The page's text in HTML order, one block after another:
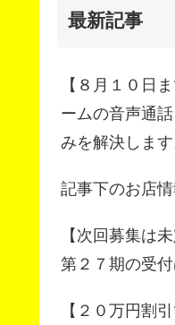
最新記事
【８月１０日
ームの音声通
みを解決します
記事下のお店
【次回募集は
第２７期の受
【２０万円割